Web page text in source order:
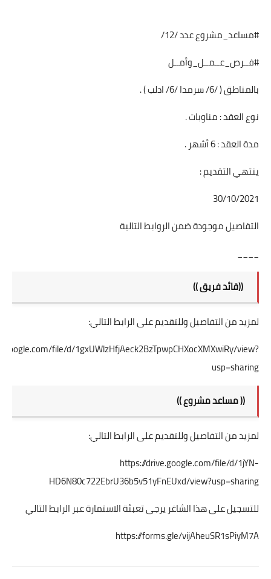
#مساعد_مشروع عدد /12/
#فــرص_عــمــل_وأمــل
بالمناطق ( /6/ سرمدا /6/ ادلب ) .
نوع العقد : مناوبات .
مدة العقد : 6 أشهر .
ينتهي التقديم :
30/10/2021
التفاصيل موجودة ضمن الروابط التالية
____
((قائد فريق ))
لمزيد من التفاصيل وللتقديم على الرابط التالي:
file/d/1gxUWlzHfjAeck2BzTpwpCHXocXMXwiRy/view?
usp=sharing
(( مساعد مشروع ))
لمزيد من التفاصيل وللتقديم على الرابط التالي:
https://drive.google.com/file/d/1jYN-
HD6N80c722EbrU36b5v51yFnEUxd/view?usp=sharing
للتسجيل على هذا الشاغر يرجى تعبئة الاستمارة عبر الرابط التالي
https://forms.gle/vijAheuSR1sPiyM7A